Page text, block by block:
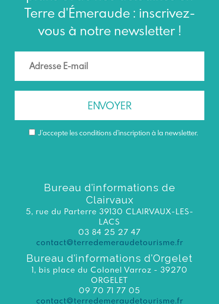
Terre d'Émeraude : inscrivez-
vous à notre newsletter !
J’accepte les conditions d'inscription à la newsletter.
Bureau d’informations de
Clairvaux
5, rue du Parterre 39130 CLAIRVAUX-LES-
LACS
03 84 25 27 47
contact@terredemeraudetourisme.fr
Bureau d’informations d’Orgelet
1, bis place du Colonel Varroz - 39270
ORGELET
09 70 71 77 05
contact@terredemeraudetourisme.fr